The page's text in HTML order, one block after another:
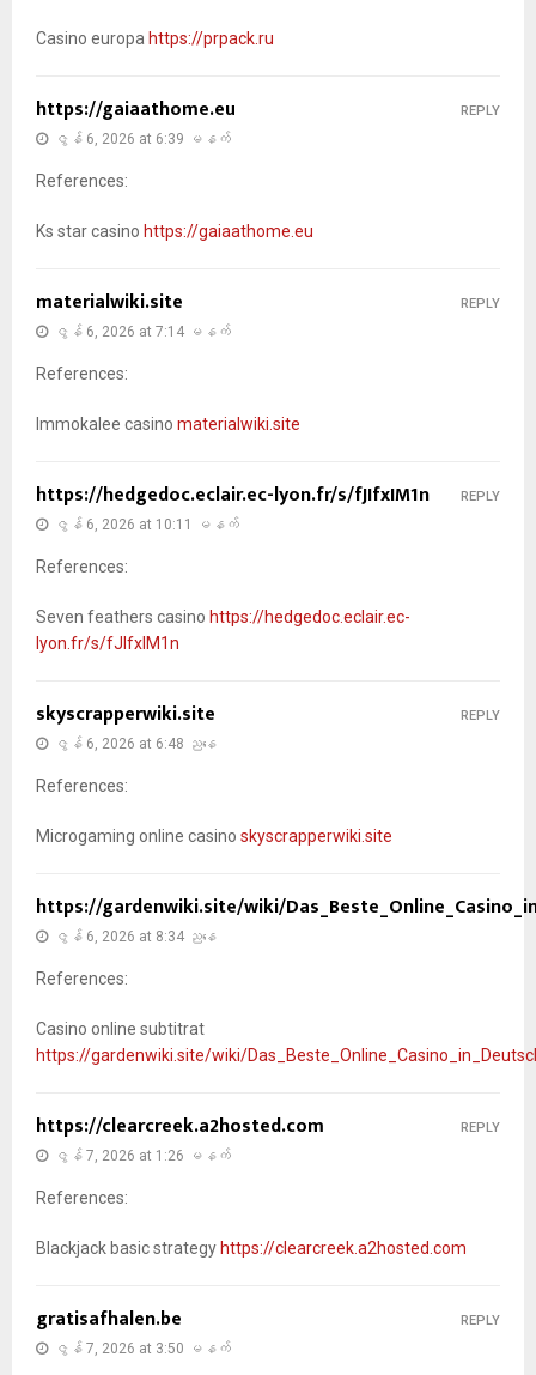
Casino europa https://prpack.ru
https://gaiaathome.eu
ဇွန် 6, 2026 at 6:39 မနက်
References:
Ks star casino https://gaiaathome.eu
REPLY
materialwiki.site
ဇွန် 6, 2026 at 7:14 မနက်
References:
Immokalee casino materialwiki.site
REPLY
https://hedgedoc.eclair.ec-lyon.fr/s/fJIfxIM1n
ဇွန် 6, 2026 at 10:11 မနက်
References:
Seven feathers casino https://hedgedoc.eclair.ec-
lyon.fr/s/fJIfxIM1n
REPLY
skyscrapperwiki.site
ဇွန် 6, 2026 at 6:48 ညနေ
References:
Microgaming online casino skyscrapperwiki.site
REPLY
https://gardenwiki.site/wiki/
ဇွန် 6, 2026 at 8:34 ညနေ
References:
Casino online subtitrat
https://gardenwiki.site/wiki/
https://clearcreek.a2hosted.com
ဇွန် 7, 2026 at 1:26 မနက်
References:
Blackjack basic strategy https://clearcreek.a2hosted.com
REPLY
gratisafhalen.be
ဇွန် 7, 2026 at 3:50 မနက်
REPLY